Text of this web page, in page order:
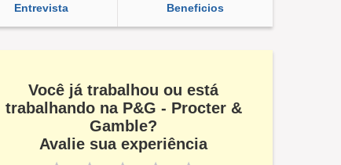
Entrevista Beneficios
Você já trabalhou ou está
trabalhando na P&G - Procter &
Gamble?
Avalie sua experiência